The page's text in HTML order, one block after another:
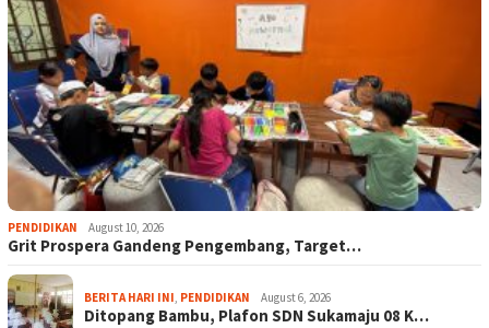
PENDIDIKAN August 10, 2026
Grit Prospera Gandeng Pengembang, Target…
BERITA HARI INI, PENDIDIKAN August 6, 2026
Ditopang Bambu, Plafon SDN Sukamaju 08 K…